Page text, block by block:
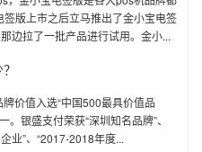
版上市之后立马推出了金小宝电签
边拉了一批产品进行试用。金小...
价值入选“中国500最具价值品
银盛支付荣获“深圳知名品牌”、
业”、“2017-2018年度...